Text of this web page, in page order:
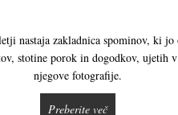
nastaja zakladnica spominov, ki
stotine porok in dogodkov, ujetih
njegove fotografije.
Preberite več